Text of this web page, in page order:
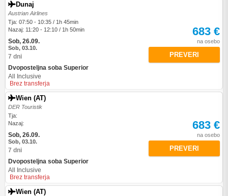
Dunaj
Austrian Airlines
Tja: 07:50 - 10:35 / 1h 45min
Nazaj: 11:20 - 12:10 / 1h 50min
Sob, 26.09.
Sob, 03.10.
7 dni
Dvoposteljna soba Superior
All Inclusive
Brez transferja
683 €
na osebo
PREVERI
Wien (AT)
DER Touristik
Tja:
Nazaj:
Sob, 26.09.
Sob, 03.10.
7 dni
Dvoposteljna soba Superior
All Inclusive
Brez transferja
683 €
na osebo
PREVERI
Wien (AT)